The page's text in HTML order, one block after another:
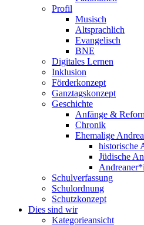
Profil
Musisch
Altsprachlich
Evangelisch
BNE
Digitales Lernen
Inklusion
Förderkonzept
Ganztagskonzept
Geschichte
Anfänge &
Chronik
Ehemalige
historische
Jüdische
Schulverfassung
Schulordnung
Schutzkonzept
Dies sind wir
Kategorieansicht